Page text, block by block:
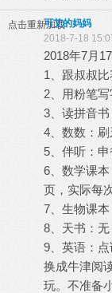
点击重新加载可艾的妈妈
2018-7-18
2018年7月
1、跟叔叔
2、用粉笔
3、读拼音
4、数数：
5、伴听：
6、数学课
页，实际每
7、生物课
8、天书：无
9、英语：
换成牛津阅
玩。不准备